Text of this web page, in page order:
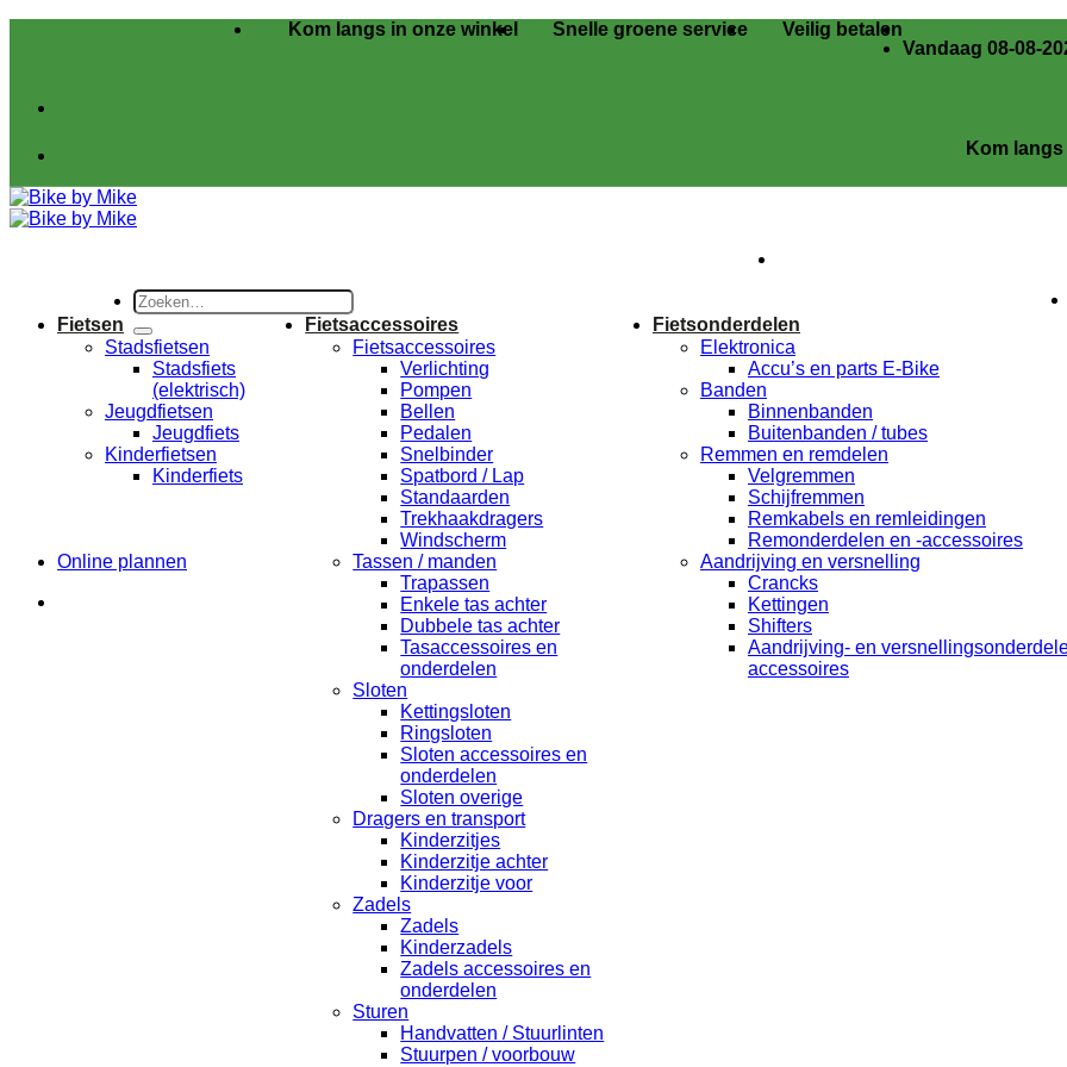
Kom langs in onze winkel Snelle groene service
Veilig betalen
Vandaag 08-08-
Kom langs in
Zoeken
naar:
Online plannen
Fietsen
Stadsfietsen
Stadsfiets
(elektrisch)
Jeugdfietsen
Jeugdfiets
Kinderfietsen
Kinderfiets
Fietsaccessoires
Fietsaccessoires
Verlichting
Pompen
Bellen
Pedalen
Snelbinder
Spatbord / Lap
Standaarden
Trekhaakdragers
Windscherm
Tassen / manden
Trapassen
Enkele tas achter
Dubbele tas achter
Tasaccessoires en
onderdelen
Sloten
Kettingsloten
Ringsloten
Sloten accessoires en
onderdelen
Sloten overige
Dragers en transport
Kinderzitjes
Kinderzitje achter
Kinderzitje voor
Zadels
Zadels
Kinderzadels
Zadels accessoires en
onderdelen
Sturen
Handvatten / Stuurlinten
Stuurpen / voorbouw
Fietsonderdelen
Elektronica
Accu’s en parts E-Bike
Banden
Binnenbanden
Buitenbanden / tubes
Remmen en remdelen
Velgremmen
Schijfremmen
Remkabels en remleidingen
Remonderdelen en -accessoires
Aandrijving en versnelling
Crancks
Kettingen
Shifters
Aandrijving- en
accessoires